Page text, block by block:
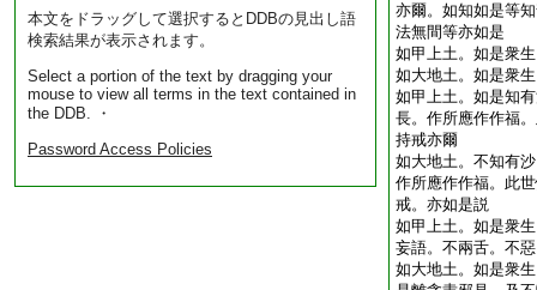
本文をドラッグして選択するとDDBの見出し語
検索結果が表示されます。
Select a portion of the text by dragging your
mouse to view all terms in the text contained in
the DDB. ・
Password Access Policies
亦爾。如知如是等
法無間等亦如是
如甲上土。如是衆
如大地土。如是衆
如甲上土。如是知
長。作所應作作福
持戒亦爾
如大地土。不知有
作所應作作福。此
戒。亦如是説
如甲上土。如是衆
妄語。不兩舌。不
如大地土。如是衆